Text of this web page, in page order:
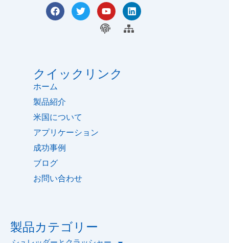
デュアルシャフト・タイヤシュレッダー
フ
ェ
ツ
イ
Y
o
u
t
リ
ン
ト
指
紋
サ
イ
クイックリンク
ホーム
製品紹介
米国について
アプリケーション
成功事例
ブログ
お問い合わせ
製品カテゴリー